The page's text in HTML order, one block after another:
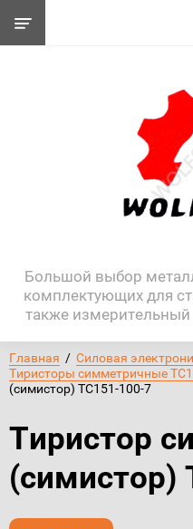
Большой выбор
комплектующих для
также
Главная
  /
Силовая
Тиристоры симметричные
(симистор) ТС151-100-7
Тиристор
(симистор)